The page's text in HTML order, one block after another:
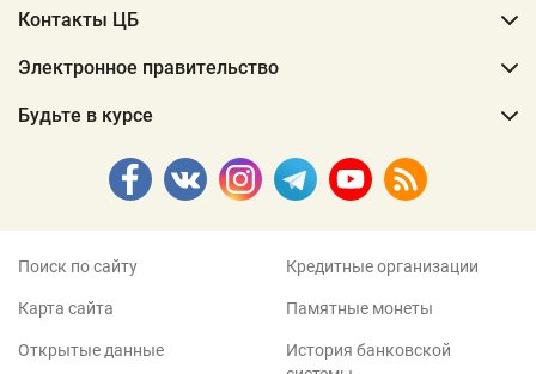
Контакты ЦБ
Электронное правительство
Будьте в курсе
Поиск по сайту
Карта сайта
Открытые данные
Кредитные организации
Памятные монеты
История банковской